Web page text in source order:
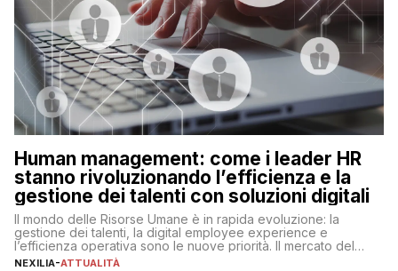
Human management: come i leader HR
stanno rivoluzionando l’efficienza e la
gestione dei talenti con soluzioni digitali
Il mondo delle Risorse Umane è in rapida evoluzione: la
gestione dei talenti, la digital employee experience e
l’efficienza operativa sono le nuove priorità. Il mercato del
lavoro, d’altra parte, è sempre più competitivo con una lotta
NEXILIA-ATTUALITÀ